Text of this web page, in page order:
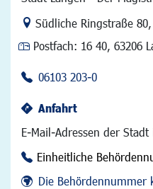
Link zur Google-Maps
Südliche Ringstraße 80,
Postfach: 16 40, 63206
06103 203-0
Anfahrt
E-Mail-Adressen der Stadt
Einheitliche
Die Behördennummer